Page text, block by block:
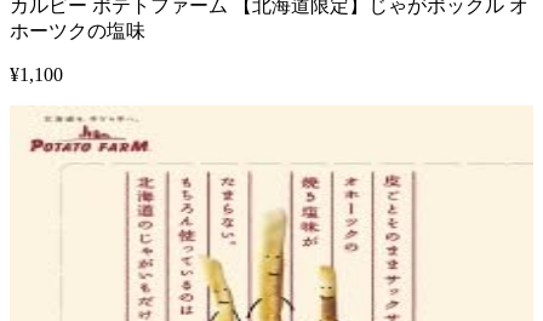
カルビー ポテトファーム 【北海道限定】じゃがポックル オ
ホーツクの塩味
¥1,100